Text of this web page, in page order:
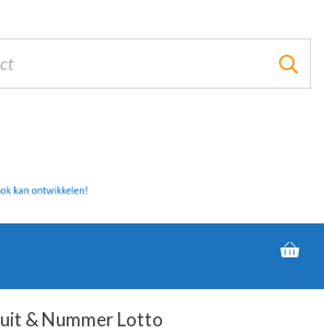
& Nummer Lotto